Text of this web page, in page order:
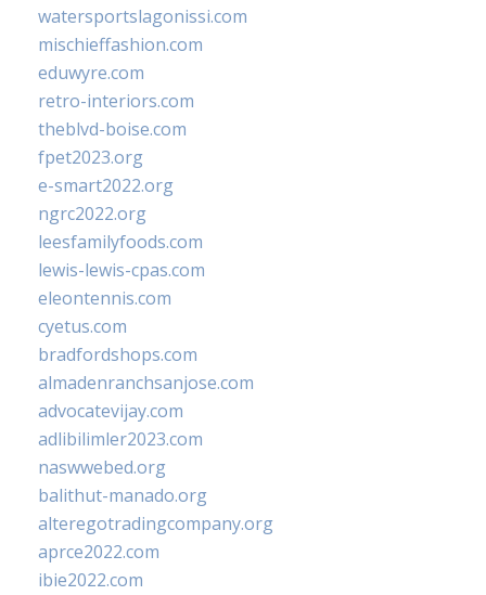
watersportslagonissi.com
mischieffashion.com
eduwyre.com
retro-interiors.com
theblvd-boise.com
fpet2023.org
e-smart2022.org
ngrc2022.org
leesfamilyfoods.com
lewis-lewis-cpas.com
eleontennis.com
cyetus.com
bradfordshops.com
almadenranchsanjose.com
advocatevijay.com
adlibilimler2023.com
naswwebed.org
balithut-manado.org
alteregotradingcompany.org
aprce2022.com
ibie2022.com